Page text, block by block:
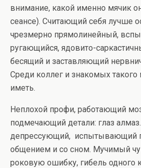
внимание, какой именно мячик
сеансе). Считающий себя лучше
чрезмерно прямолинейный,
ругающийся, ядовито-
бесящий и заставляющий
Среди коллег и знакомых такого
иметь.
Неплохой профи, работающий
подмечающий детали: глаз
депрессующий, испытывающий
общением и со сном. Мучимый
роковую ошибку, гибель одного